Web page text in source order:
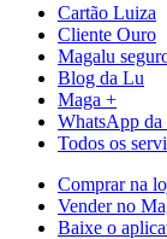
Cartão Luiza
Cliente Ouro
Magalu
Blog da Lu
Maga +
WhatsApp da
Todos os
Comprar na
Vender no
Baixe o